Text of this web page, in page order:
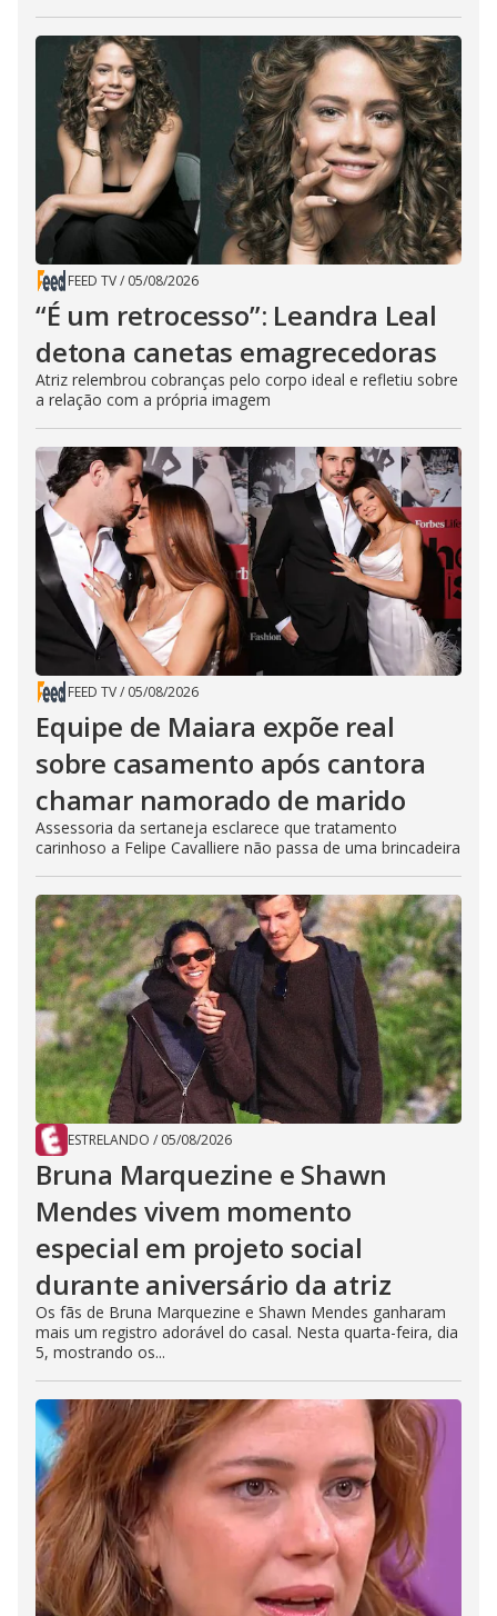
FEED TV/ 05/08/2026
“É um retrocesso”: Leandra Leal
detona canetas emagrecedoras
Atriz relembrou cobranças pelo corpo ideal e refletiu sobre
a relação com a própria imagem
FEED TV/ 05/08/2026
Equipe de Maiara expõe real
sobre casamento após cantora
chamar namorado de marido
Assessoria da sertaneja esclarece que tratamento
carinhoso a Felipe Cavalliere não passa de uma brincadeira
ESTRELANDO / 05/08/2026
Bruna Marquezine e Shawn
Mendes vivem momento
especial em projeto social
durante aniversário da atriz
Os fãs de Bruna Marquezine e Shawn Mendes ganharam
mais um registro adorável do casal. Nesta quarta-feira, dia
5, mostrando os...